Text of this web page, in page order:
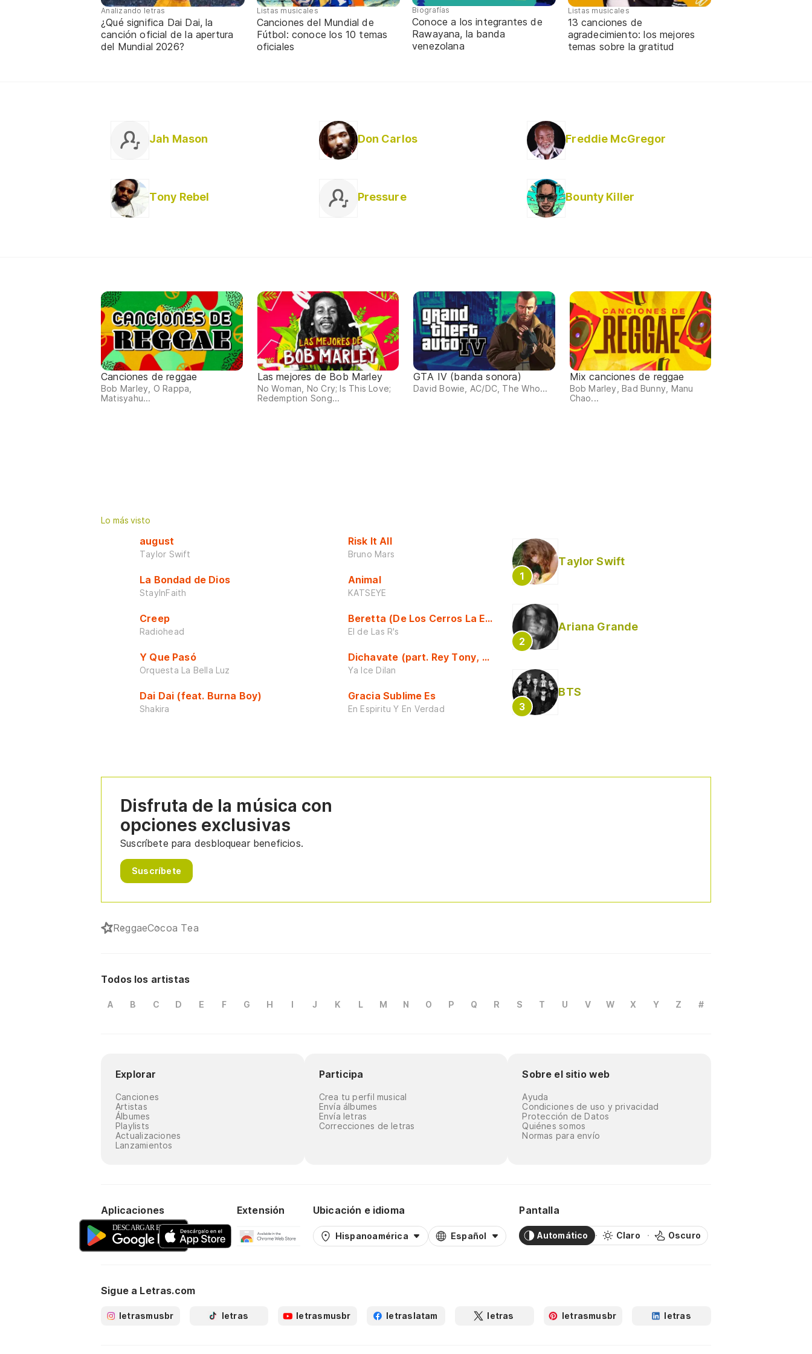
Analizando letras
¿Qué significa Dai Dai, la
canción oficial de la apertura
del Mundial 2026?
Listas musicales
Canciones del Mundial de
Fútbol: conoce los 10 temas
oficiales
Biografías
Conoce a los integrantes de
Rawayana, la banda
venezolana
Listas musicales
13 canciones de
agradecimiento: los mejores
temas sobre la gratitud
Jah Mason Don Carlos Freddie McGregor
Tony Rebel Pressure Bounty Killer
Canciones de reggae
Bob Marley, O Rappa,
Matisyahu...
Las mejores de Bob Marley
No Woman, No Cry; Is This Love;
Redemption Song...
GTA IV (banda sonora)
David Bowie, AC/DC, The Who...
Mix canciones de reggae
Bob Marley, Bad Bunny, Manu
Chao...
Lo más visto
august
Taylor Swift
La Bondad de Dios
StayInFaith
Creep
Radiohead
Y Que Pasó
Orquesta La Bella Luz
Dai Dai (feat. Burna Boy)
Shakira
Risk It All
Bruno Mars
Animal
KATSEYE
Beretta (De Los Cerros La Escuela)
El de Las R's
Dichavate (part. Rey Tony, Dj Honda y Helabusador) [explícita]
Ya Ice Dilan
Gracia Sublime Es
En Espiritu Y En Verdad
Taylor Swift
Ariana Grande
BTS
Disfruta de la música con
opciones exclusivas
Suscríbete para desbloquear beneficios.
Suscríbete
ReggaeCocoa Tea
Todos los artistas
A B C D E F G H I J K L M N O P Q R S T U V W X Y Z #
Explorar
Canciones
Artistas
Álbumes
Playlists
Actualizaciones
Lanzamientos
Participa
Crea tu perfil musical
Envía álbumes
Envía letras
Correcciones de letras
Sobre el sitio web
Ayuda
Condiciones de uso y privacidad
Protección de Datos
Quiénes somos
Normas para envío
Aplicaciones Extensión Ubicación e idioma
Hispanoamérica Español
Pantalla
Automático Claro Oscuro
Sigue a Letras.com
letrasmusbr letras letrasmusbr letraslatam letras letrasmusbr letras